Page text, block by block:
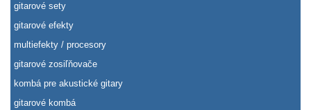
gitarové sety
gitarové efekty
multiefekty / procesory
gitarové zosiľňovače
kombá pre akustické gitary
gitarové kombá